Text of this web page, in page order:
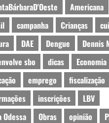
Americana
campanha Crianças
DAE Dengue
Dennis
sbo
dicas
Economia
emprego
fiscalização
inscrições
LBV
Odessa
Obras opinião